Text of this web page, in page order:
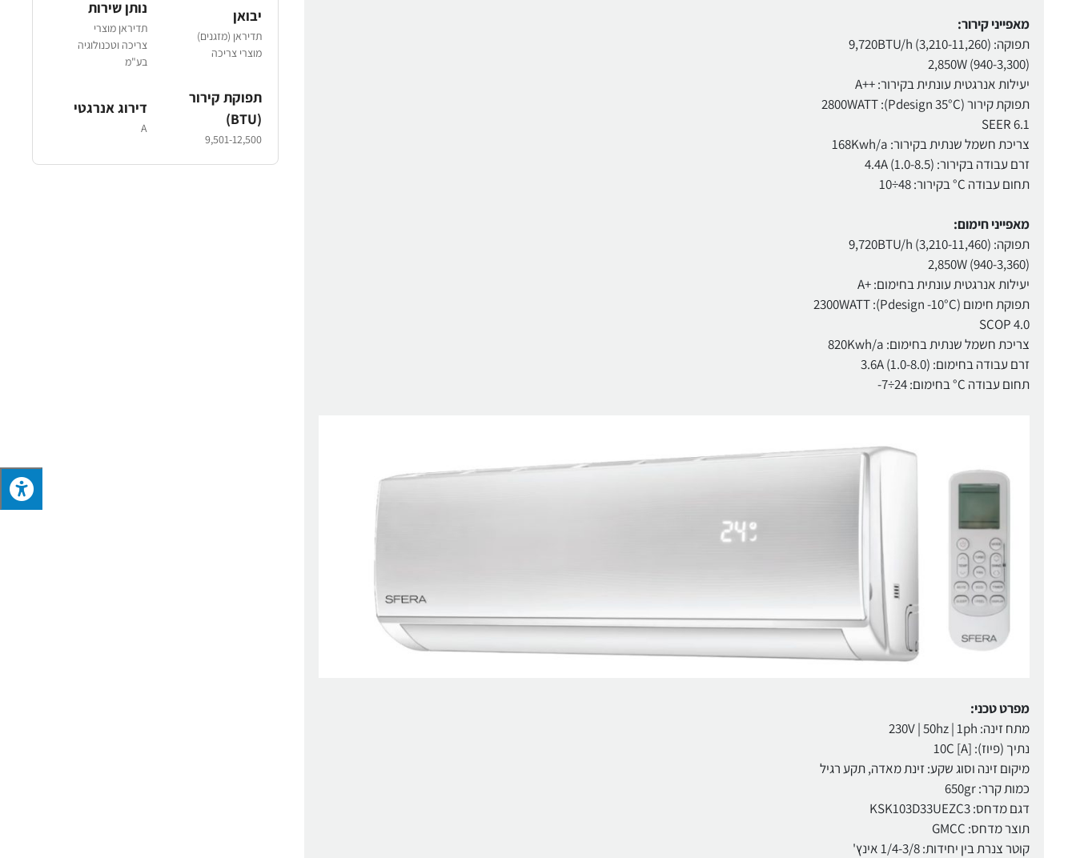
מאפייני קירור:
תפוקה: (3,210-11,260) 9,720BTU/h
(940-3,300) 2,850W
יעילות אנרגטית עונתית בקירור: ++A
תפוקת קירור 2800WATT :(Pdesign 35°C)
6.1 SEER
צריכת חשמל שנתית בקירור: 168Kwh/a
זרם עבודה בקירור: (1.0-8.5) 4.4A
תחום עבודה C° בקירור: 48÷10
מאפייני חימום:
תפוקה: (3,210-11,460) 9,720BTU/h
(940-3,360) 2,850W
יעילות אנרגטית עונתית בחימום: +A
תפוקת חימום 2300WATT :(Pdesign -10°C)
4.0 SCOP
צריכת חשמל שנתית בחימום: 820Kwh/a
זרם עבודה בחימום: (1.0-8.0) 3.6A
תחום עבודה C° בחימום: 24÷7-
מפרט טכני:
מתח זינה: 230V | 50hz | 1ph
נתיך (פיוז): 10C [A]
מיקום זינה וסוג שקע: זינת מאדה, תקע רגיל
כמות קרר: 650gr
דגם מדחס: KSK103D33UEZC3
תוצר מדחס: GMCC
קוטר צנרת בין יחידות: 1/4-3/8 אינץ'
יבואן
תדיראן (מזגנים)
מוצרי צריכה
נותן שירות
תדיראן מוצרי
צריכה וטכנולוגיה
בע"מ
תפוקת קירור
(BTU)
9,501-12,500
דירוג אנרגטי
A